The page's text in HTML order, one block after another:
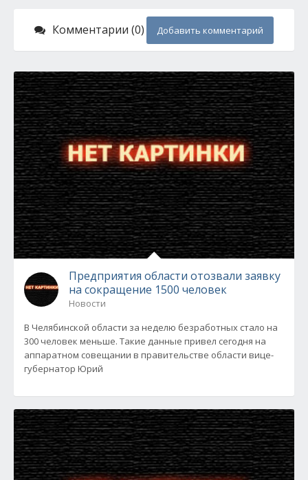
Комментарии (0) Добавить комментарий
Предприятия области отозвали заявку
на сокращение 1500 человек
Новости
В Челябинской области за неделю безработных стало на
300 человек меньше. Такие данные привел сегодня на
аппаратном совещании в правительстве области вице-
губернатор Юрий